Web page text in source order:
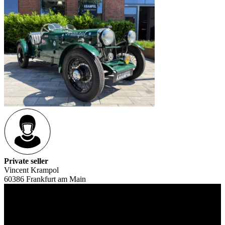
Private seller
Vincent Krampol
60386 Frankfurt am Main